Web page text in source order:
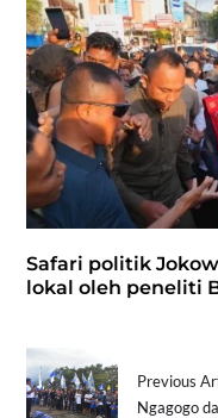
Safari politik
lokal oleh peneliti
Previous
Ngagogo